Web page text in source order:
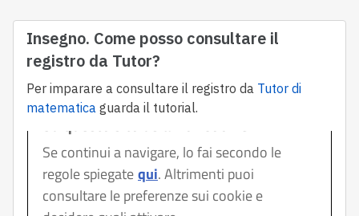
Insegno. Come posso consultare il
registro da Tutor?
Per imparare a consultare il registro da Tutor di
matematica guarda il tutorial.